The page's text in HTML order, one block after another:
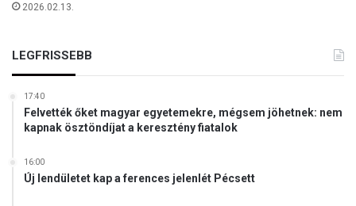
2026.02.13.
LEGFRISSEBB
17:40
Felvették őket magyar egyetemekre, mégsem jöhetnek: nem
kapnak ösztöndíjat a keresztény fiatalok
16:00
Új lendületet kap a ferences jelenlét Pécsett